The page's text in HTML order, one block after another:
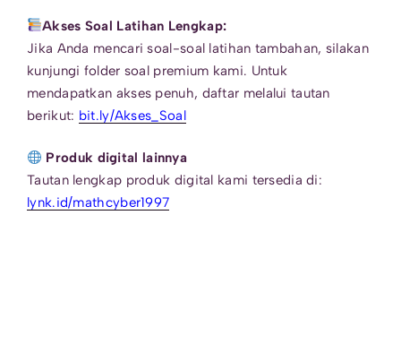
Akses Soal Latihan Lengkap:
Jika Anda mencari soal-soal latihan tambahan, silakan
kunjungi folder soal premium kami. Untuk
mendapatkan akses penuh, daftar melalui tautan
berikut: bit.ly/Akses_Soal
Produk digital lainnya
Tautan lengkap produk digital kami tersedia di:
lynk.id/mathcyber1997